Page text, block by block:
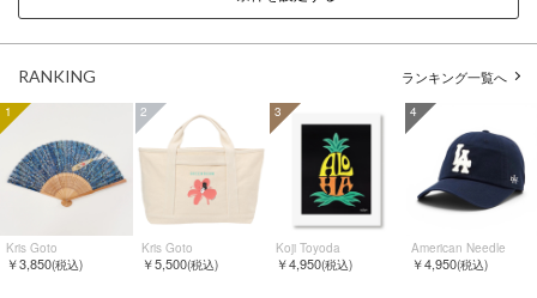
RANKING ランキング一覧へ
1
Kris Goto
￥3,850(税込)
2
Kris Goto
￥5,500(税込)
3
Koji Toyoda
￥4,950(税込)
4
American Needle
￥4,950(税込)